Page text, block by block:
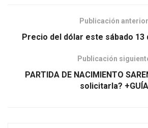
Publicación anterior
Precio del dólar este sábado 13
Publicación
PARTIDA DE NACIMIENTO
solicitarla? +GUÍA